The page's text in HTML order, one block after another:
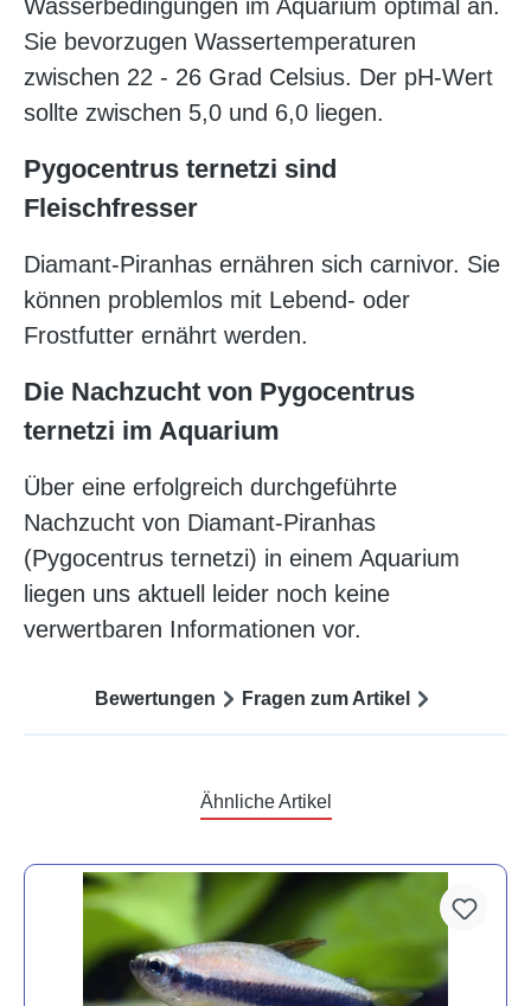
Wasserbedingungen im Aquarium optimal an.
Sie bevorzugen Wassertemperaturen
zwischen 22 - 26 Grad Celsius. Der pH-Wert
sollte zwischen 5,0 und 6,0 liegen.
Pygocentrus ternetzi sind
Fleischfresser
Diamant-Piranhas ernähren sich carnivor. Sie
können problemlos mit Lebend- oder
Frostfutter ernährt werden.
Die Nachzucht von Pygocentrus
ternetzi im Aquarium
Über eine erfolgreich durchgeführte
Nachzucht von Diamant-Piranhas
(Pygocentrus ternetzi) in einem Aquarium
liegen uns aktuell leider noch keine
verwertbaren Informationen vor.
Bewertungen Fragen zum Artikel
Ähnliche Artikel